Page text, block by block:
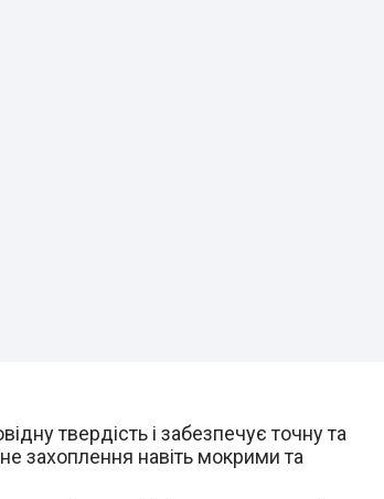
твердість і забезпечує точну та
захоплення навіть мокрими та